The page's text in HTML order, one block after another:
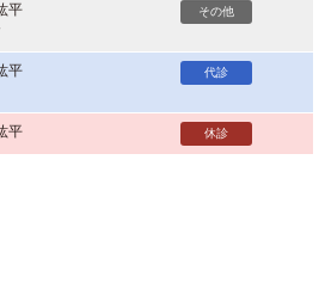
平 その他
平 代診
平 休診